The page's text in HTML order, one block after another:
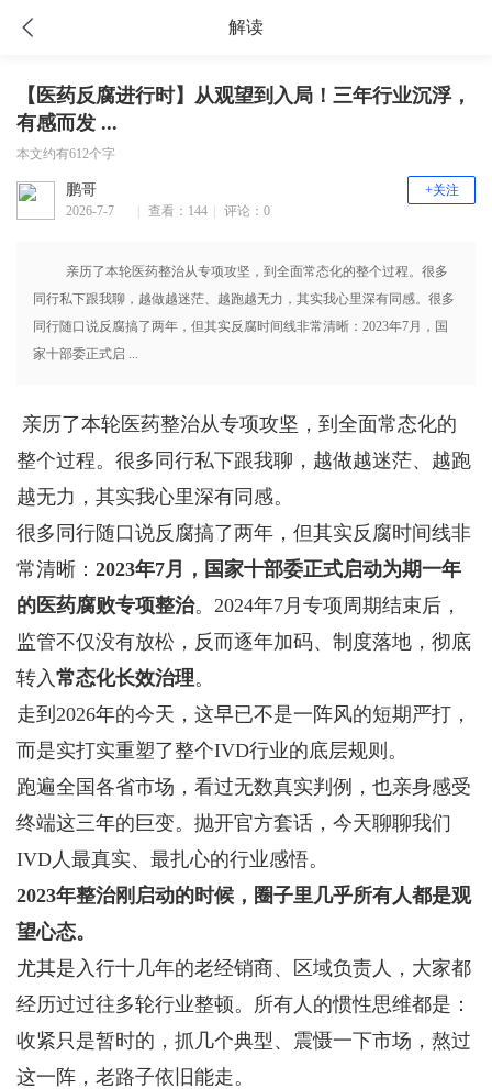
解读
【医药反腐进行时】从观望到入局！三年行业沉浮，
有感而发 ...
本文约有612个字
鹏哥
2026-7-7
查看：144 评论：0
+关注
亲历了本轮医药整治从专项攻坚，到全面常态化的整个过程。很多
同行私下跟我聊，越做越迷茫、越跑越无力，其实我心里深有同感。很多
同行随口说反腐搞了两年，但其实反腐时间线非常清晰：2023年7月，国
家十部委正式启 ...
亲历了本轮医药整治从专项攻坚，到全面常态化的
整个过程。很多同行私下跟我聊，越做越迷茫、越跑
越无力，其实我心里深有同感。
很多同行随口说反腐搞了两年，但其实反腐时间线非
常清晰： 2023年7月，国家十部委正式启动为期一年
的医药腐败专项整治。2024年7月专项周期结束后，
监管不仅没有放松，反而逐年加码、制度落地，彻底
转入常态化长效治理。
走到2026年的今天，这早已不是一阵风的短期严打，
而是实打实重塑了整个IVD行业的底层规则。
跑遍全国各省市场，看过无数真实判例，也亲身感受
终端这三年的巨变。抛开官方套话，今天聊聊我们
IVD人最真实、最扎心的行业感悟。
2023年整治刚启动的时候，圈子里几乎所有人都是观
望心态。
尤其是入行十几年的老经销商、区域负责人，大家都
经历过过往多轮行业整顿。所有人的惯性思维都是：
收紧只是暂时的，抓几个典型、震慑一下市场，熬过
这一阵，老路子依旧能走。